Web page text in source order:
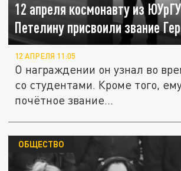
12 апреля космонавту из
Петелину присвоили звание
12 АПРЕЛЯ 11:05
О награждении он узнал во
со студентами. Кроме того,
почётное звание...
ОБЩЕСТВО